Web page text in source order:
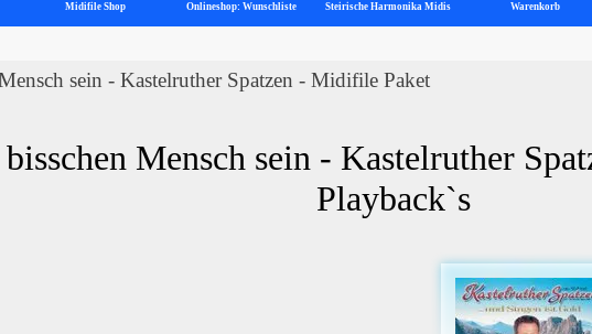
Midifile Shop ▼
Onlineshop: Wunschliste Steirische Harmonika Midis ▼
Warenkorb
sein - Kastelruther Spatzen - Midifile Paket
Mensch sein - Kastelruther
Playback`s